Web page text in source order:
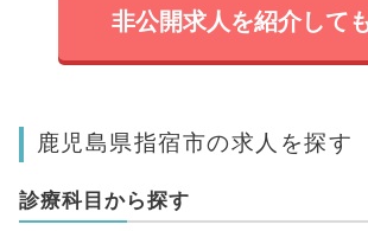
非公開求人を紹介して
鹿児島県指宿市の求人を探す
診療科目から探す